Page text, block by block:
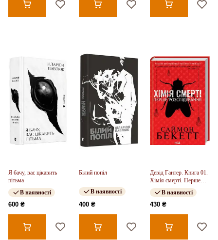
Я бачу, вас цікавить
пітьма
В наявності
600 ₴
Білий попіл
В наявності
400 ₴
Девід Гантер. Книга 01.
Хімія смерті. Перше
розслідування
В наявності
430 ₴